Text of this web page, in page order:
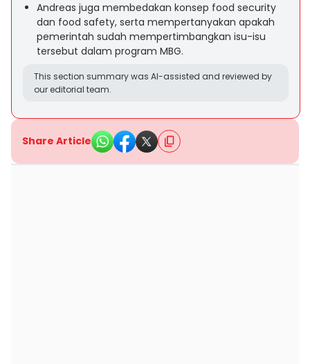
Andreas juga membedakan konsep food security
dan food safety, serta mempertanyakan apakah
pemerintah sudah mempertimbangkan isu-isu
tersebut dalam program MBG.
This section summary was AI-assisted and reviewed by
our editorial team.
Share Article